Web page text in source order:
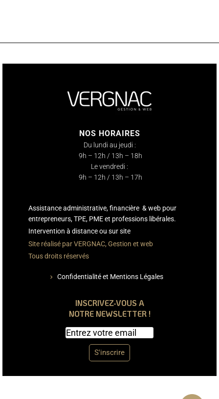
NOS HORAIRES
Du lundi au jeudi :
9h – 12h / 13h – 18h
Le vendredi :
9h – 12h / 13h – 17h
Assistance administrative, financière & web pour
entrepreneurs, TPE, PME et professions libérales.
Intervention à distance ou sur site
Site réalisé par VERGNAC, Gestion et web
Tous droits réservés
chevron_right Confidentialité et Mentions Légales
INSCRIVEZ-VOUS A
NOTRE NEWSLETTER !